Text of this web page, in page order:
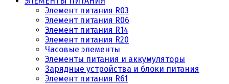
Элемент питания R03
Элемент питания R06
Элемент питания R14
Элемент питания R20
Часовые элементы
Элементы питания и аккумуляторы
Зарядные устройства и блоки питания
Элемент питания R61